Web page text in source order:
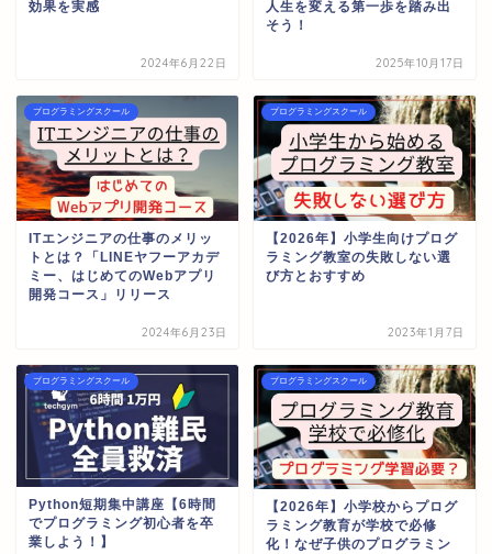
効果を実感
2024年6月22日
人生を変える第一歩を踏み出
そう！
2025年10月17日
プログラミングスクール
ITエンジニアの仕事のメリッ
トとは？「LINEヤフーアカデ
ミー、はじめてのWebアプリ
開発コース」リリース
2024年6月23日
プログラミングスクール
【2026年】小学生向けプログ
ラミング教室の失敗しない選
び方とおすすめ
2023年1月7日
プログラミングスクール
Python短期集中講座【6時間
でプログラミング初心者を卒
業しよう！】
プログラミングスクール
【2026年】小学校からプログ
ラミング教育が学校で必修
化！なぜ子供のプログラミン